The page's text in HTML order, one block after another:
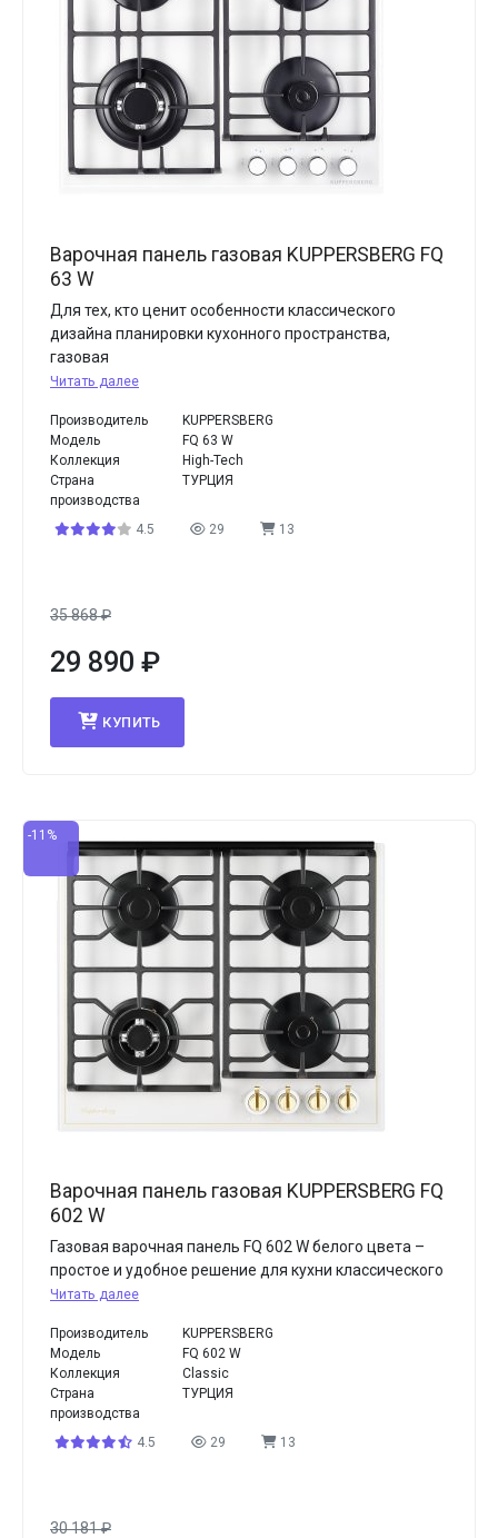
Варочная панель газовая KUPPERSBERG FQ
63 W
Для тех, кто ценит особенности классического
дизайна планировки кухонного пространства,
газовая
Читать далее
Производитель
KUPPERSBERG
Модель
FQ 63 W
Коллекция
High-Tech
Страна
производства
ТУРЦИЯ
4.5 29 13
35 868₽
29 890 ₽
КУПИТЬ
-11%
Варочная панель газовая KUPPERSBERG FQ
602 W
Газовая варочная панель FQ 602 W белого цвета –
простое и удобное решение для кухни классического
Читать далее
Производитель
KUPPERSBERG
Модель
FQ 602 W
Коллекция
Classic
Страна
производства
ТУРЦИЯ
4.5 29 13
30 181₽